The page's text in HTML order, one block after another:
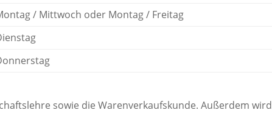
/ Mittwoch oder Montag / Freitag
sowie die Warenverkaufskunde. Außerdem wird